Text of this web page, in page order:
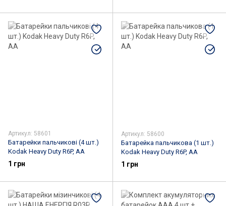
Артикул: 58601
Батарейки пальчикові (4 шт.)
Kodak Heavy Duty R6P, AA
1 грн
Артикул: 58600
Батарейка пальчикова (1 шт.)
Kodak Heavy Duty R6P, AA
1 грн